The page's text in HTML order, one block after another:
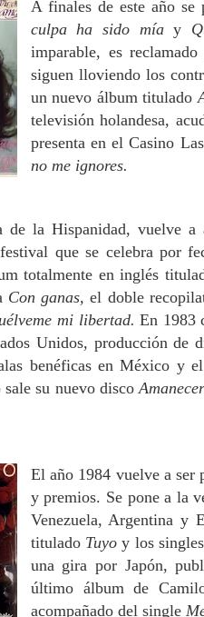
A finales de este año se
culpa ha sido míay
imparable, es
siguen lloviendo los
un nuevo álbum titulado
televisión holandesa,
presenta en el Casino
no me ignores.
de la Hispanidad, vuelve a
que se celebra por
totalmente en inglés
Con ganas,el doble
mi libertad.En 1983
Unidos, producción de
benéficas en México y
su nuevo disco
El año 1984 vuelve a ser
y premios. Se pone a la
Venezuela, Argentina y
titulado Tuyoy los singles
una gira por Japón,
último álbum de
acompañado del single